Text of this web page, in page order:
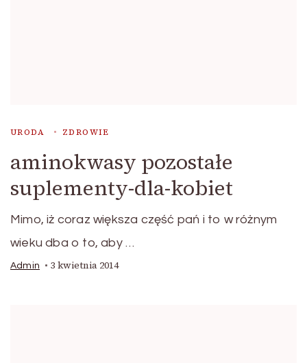
URODA ZDROWIE
aminokwasy pozostałe
suplementy-dla-kobiet
Mimo, iż coraz większa część pań i to w różnym
wieku dba o to, aby …
Admin 3 kwietnia 2014